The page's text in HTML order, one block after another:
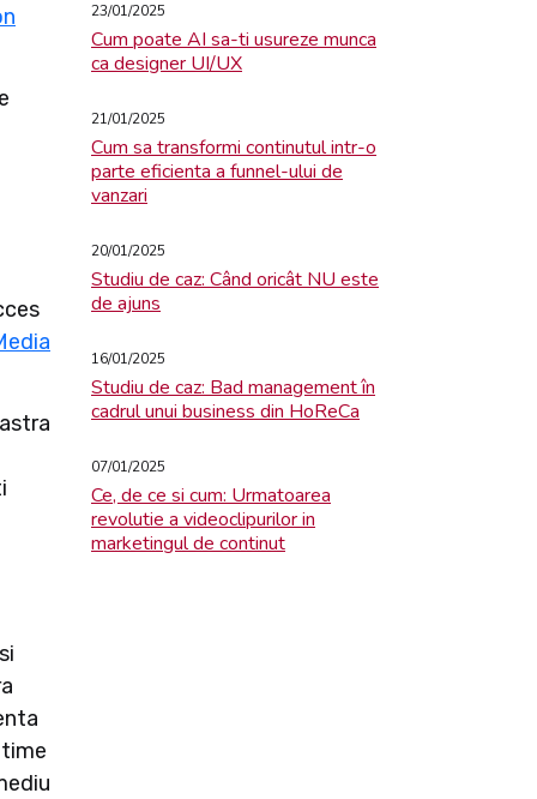
23/01/2025
Cum poate AI sa-ti usureze munca
ca designer UI/UX
21/01/2025
Cum sa transformi continutul intr-o
parte eficienta a funnel-ului de
vanzari
20/01/2025
Studiu de caz: Când oricât NU este
de ajuns
16/01/2025
Studiu de caz: Bad management în
cadrul unui business din HoReCa
07/01/2025
Ce, de ce si cum: Urmatoarea
revolutie a videoclipurilor in
marketingul de continut